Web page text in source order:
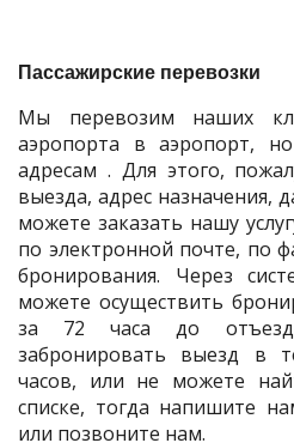
Пассажирские перевозки
Мы перевозим наших
аэропорта в аэропорт,
адресам . Для этого,
выезда, адрес назначения,
можете заказать нашу
по электронной почте, по
бронирования. Через
можете осуществить
за 72 часа до
забронировать выезд в
часов, или не можете
списке, тогда напишите
или позвоните нам.